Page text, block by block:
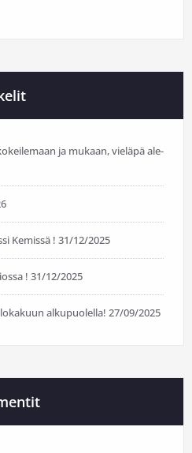
ja mukaan, vieläpä ale-
Kemissä ! 31/12/2025
! 31/12/2025
alkupuolella! 27/09/2025